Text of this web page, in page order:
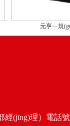
元亨—規
經(jīng)理）電話號